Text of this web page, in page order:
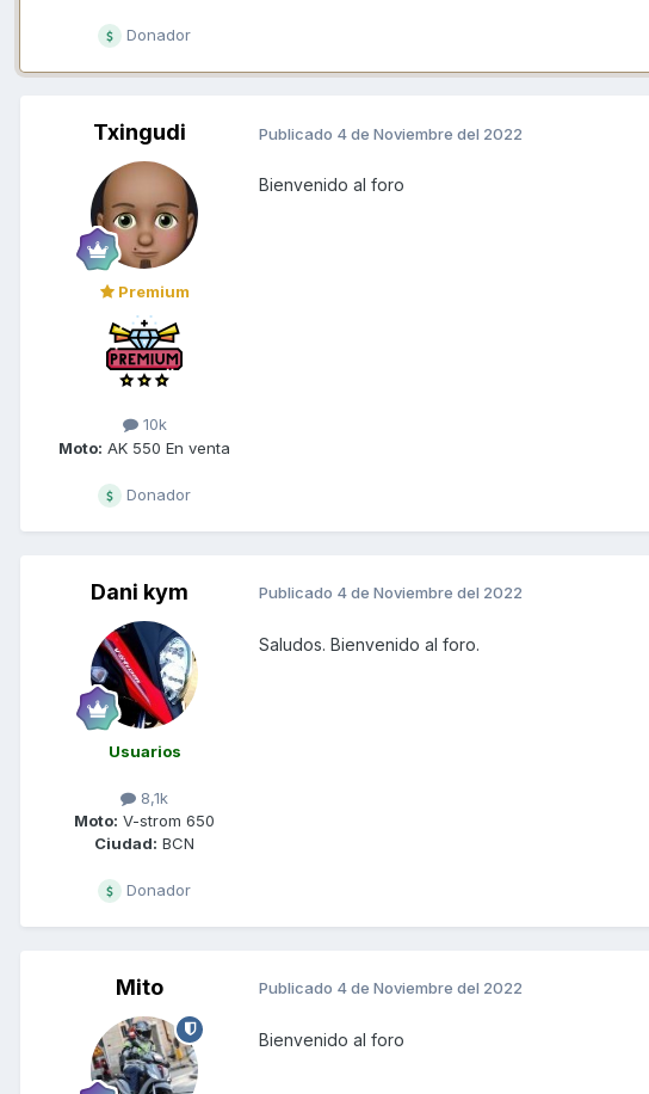
Donador
Txingudi
Premium
10k
Moto: AK 550 En venta
Donador
Publicado 4 de Noviembre del 2022
Bienvenido al foro
Dani kym
Usuarios
8,1k
Moto: V-strom 650
Ciudad: BCN
Donador
Publicado 4 de Noviembre del 2022
Saludos. Bienvenido al foro.
Mito Publicado 4 de Noviembre del 2022
Bienvenido al foro